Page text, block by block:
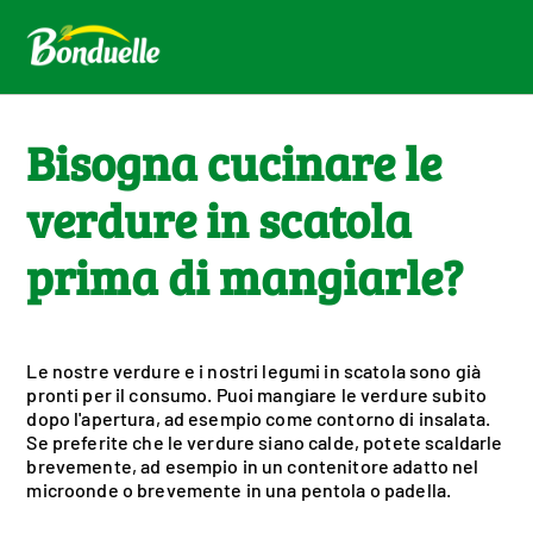
Bisogna cucinare le
verdure in scatola
prima di mangiarle?
Le nostre verdure e i nostri legumi in scatola sono già
pronti per il consumo. Puoi mangiare le verdure subito
dopo l'apertura, ad esempio come contorno di insalata.
Se preferite che le verdure siano calde, potete scaldarle
brevemente, ad esempio in un contenitore adatto nel
microonde o brevemente in una pentola o padella.